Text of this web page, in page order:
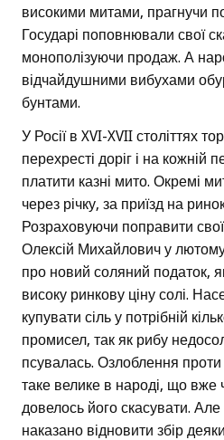
високими митами, прагнучи
Государі поповнювали свої
монополізуючи продаж. А
відчайдушними вибухами
бунтами.
У Росії в XVI-XVII століттях
перехресті доріг і на кожній
платити казні мито. Окремі
через річку, за приїзд на
Розраховуючи поправити
Олексій Михайлович у
про новий соляний податок,
високу ринкову ціну солі.
купувати сіль у потрібній
промисел, так як рибу
псувалась. Озлоблення
таке велике в народі, що вже
довелось його скасувати. Але
наказано відновити збір